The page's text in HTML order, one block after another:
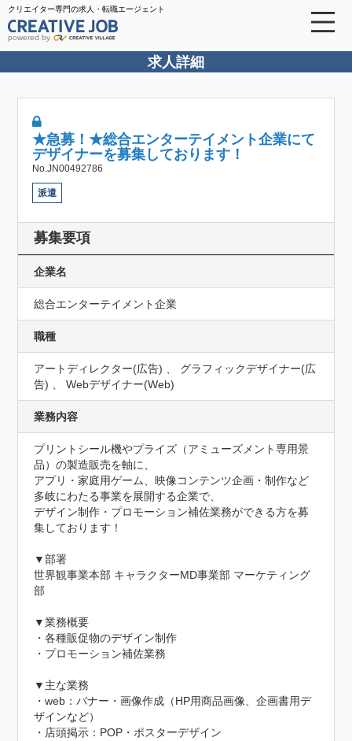
クリエイター専門の求人・転職エージェント
powered by
求人詳細
★急募！★総合エンターテイメント企業にて
デザイナーを募集しております！
No.JN00492786
派遣
募集要項
企業名
総合エンターテイメント企業
職種
アートディレクター(広告) 、 グラフィックデザイナー(広
告) 、 Webデザイナー(Web)
業務内容
プリントシール機やプライズ（アミューズメント専用景
品）の製造販売を軸に、
アプリ・家庭用ゲーム、映像コンテンツ企画・制作など
多岐にわたる事業を展開する企業で、
デザイン制作・プロモーション補佐業務ができる方を募
集しております！
▼部署
世界観事業本部 キャラクターMD事業部 マーケティング
部
▼業務概要
・各種販促物のデザイン制作
・プロモーション補佐業務
▼主な業務
・web：バナー・画像作成（HP用商品画像、企画書用デ
ザインなど）
・店頭掲示：POP・ポスターデザイン